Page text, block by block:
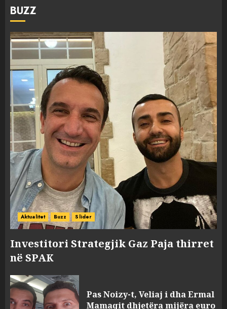
BUZZ
Aktualitet Buzz Slider
Investitori Strategjik Gaz Paja thirret
në SPAK
Pas Noizy-t, Veliaj i dha Ermal
Mamaqit dhjetëra mijëra euro